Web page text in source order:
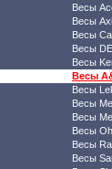
Весы
Весы
Весы
Весы
Весы
Весы
Весы
Весы
Весы
Весы
Весы
Весы